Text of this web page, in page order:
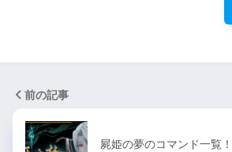
前の記事
屍姫の夢のコマンド一覧